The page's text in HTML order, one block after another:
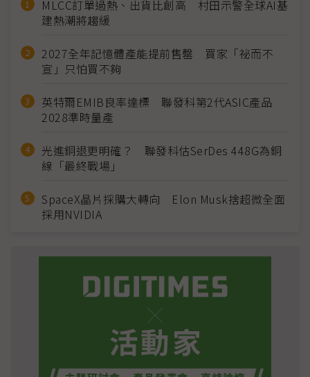
MLCC訂單過熱、出貨比創高 村田示警全球AI基
建熱潮將趨緩
2027全年記憶體產能提前售罄 買家「祕而不
宣」只怕買不夠
英特爾EMIB良率達標 聯發科第2代ASIC產品
2028準時量產
光進銅退更明確？ 聯發科估SerDes 448G為銅
線「最終戰場」
SpaceX晶片採購大轉向 Elon Musk捨超微全面
採用NVIDIA